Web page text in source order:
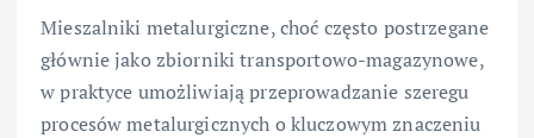
Mieszalniki metalurgiczne, choć często postrzegane
głównie jako zbiorniki transportowo-magazynowe,
w praktyce umożliwiają przeprowadzanie szeregu
procesów metalurgicznych o kluczowym znaczeniu